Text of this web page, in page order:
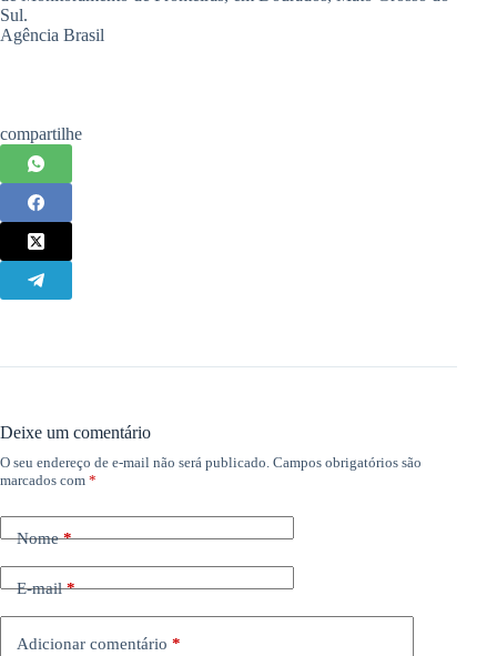
Sul.
Agência Brasil
compartilhe
Deixe um comentário
O seu endereço de e-mail não será publicado. Campos obrigatórios são
marcados com *
Nome*
E-mail*
Adicionar comentário *